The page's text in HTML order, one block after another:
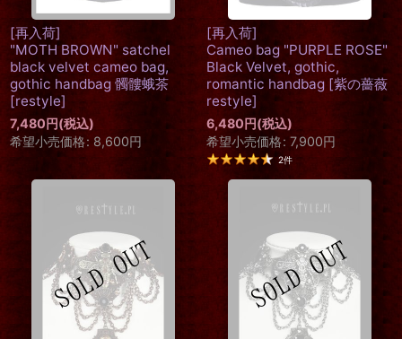
[再入荷]
"MOTH BROWN" satchel
black velvet cameo bag,
gothic handbag 髑髏蛾茶
[restyle]
7,480円(税込)
希望小売価格: 8,600円
[再入荷]
Cameo bag "PURPLE ROSE"
Black Velvet, gothic,
romantic handbag [紫の薔薇
restyle]
6,480円(税込)
希望小売価格: 7,900円
2件